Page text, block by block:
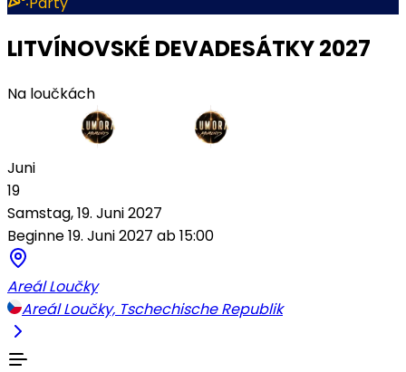
LITVÍNOVSKÉ DEVADESÁTKY 2027
Na loučkách
Juni
19
Samstag, 19. Juni 2027
Beginne 19. Juni 2027 ab 15:00
Areál Loučky
Areál Loučky, Tschechische Republik